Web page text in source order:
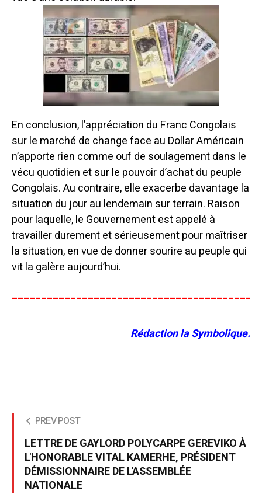
En conclusion, l’appréciation du Franc Congolais
sur le marché de change face au Dollar Américain
n’apporte rien comme ouf de soulagement dans le
vécu quotidien et sur le pouvoir d’achat du peuple
Congolais. Au contraire, elle exacerbe davantage la
situation du jour au lendemain sur terrain. Raison
pour laquelle, le Gouvernement est appelé à
travailler durement et sérieusement pour maîtriser
la situation, en vue de donner sourire au peuple qui
vit la galère aujourd’hui.
Rédaction la Symbolique.
PREV POST
LETTRE DE GAYLORD POLYCARPE GEREVIKO À
L'HONORABLE VITAL KAMERHE, PRÉSIDENT
DÉMISSIONNAIRE DE L'ASSEMBLÉE
NATIONALE